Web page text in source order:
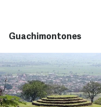
Guachimontones